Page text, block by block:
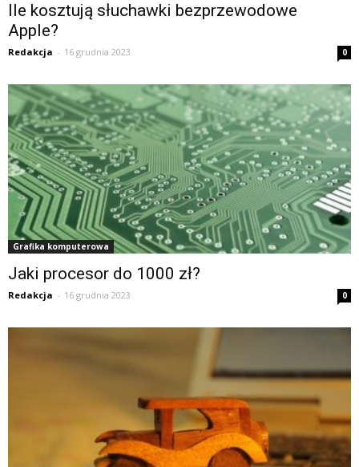
Ile kosztują słuchawki bezprzewodowe
Apple?
Redakcja - 16 grudnia 2023 0
Grafika komputerowa
Jaki procesor do 1000 zł?
Redakcja - 16 grudnia 2023 0